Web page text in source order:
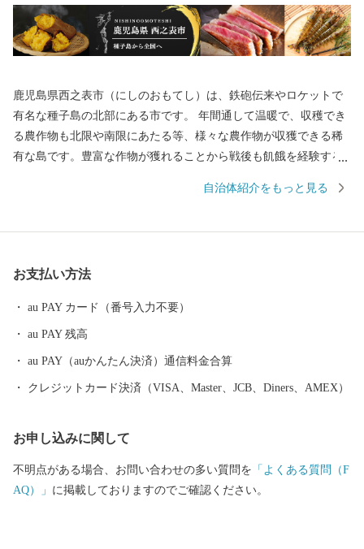
鹿児島県西之表市（にしのおもてし）は、鉄砲伝来やロケットで
有名な種子島の北部にある市です。 年間通して温暖で、収穫でき
る農作物も北限や南限にあたる等、様々な農作物が収獲できる稀
有な島です。豊富な作物が獲れることから戦後も飢餓を経験する
宇宙開発で未来を担うロケット打ち上げなど最先端技術がある一
の「ヨガの聖地」としても認定されました。 特産品としては、西
之表市の安納地区で作られる「安納芋」が有名です。全国のお店
ださい。 また、現在では日本で唯一ここでしか行われていない伝
統製法にて作られている全て手作業の「黒糖」や初の国産ハサミ
である「種子鋏（たねばさみ）」、 トビウオやイカ等の新鮮な海
自治体紹介をもっと見る
お支払い方法
au PAY カード（番号入力不要）
au PAY 残高
au PAY（auかんたん決済）通信料金合算
クレジットカード決済（VISA、Master、JCB、Diners、AMEX）
お申し込みに関して
不明点がある場合、お問い合わせの多い質問を 「よくある質問（F
AQ）」 に掲載しておりますのでご確認ください。